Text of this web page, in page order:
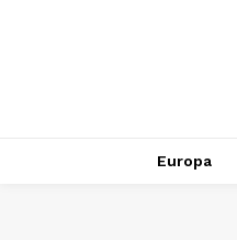
Europa